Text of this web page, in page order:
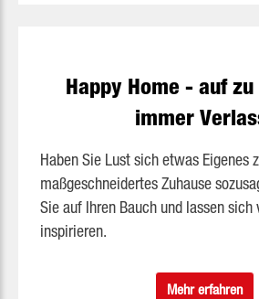
Happy Home - auf
immer
Haben Sie Lust sich etwas Eigenes
maßgeschneidertes Zuhause
Sie auf Ihren Bauch und lassen sich
inspirieren.
Mehr erfahren